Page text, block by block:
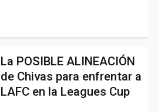
La POSIBLE ALINEACIÓN
de Chivas para enfrentar a
LAFC en la Leagues Cup